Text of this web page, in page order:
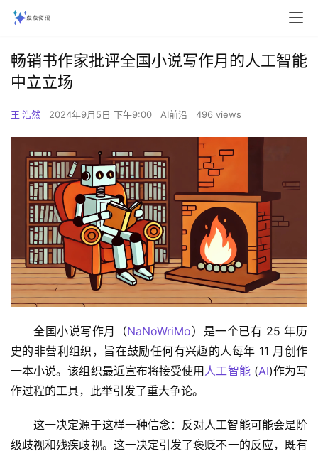
畅销书作家批评全国小说写作月的人工智能
中立立场
王 浩然 2024年9月5日 下午9:00 AI前沿 496 views
全国小说写作月（NaNoWriMo）是一个已有 25 年历
史的非营利组织，旨在鼓励任何有兴趣的人每年 11 月创作
一本小说。该组织最近宣布将接受使用人工智能 (AI)作为写
作过程的工具，此举引发了重大争论。
这一决定源于这样一种信念：反对人工智能可能会是阶
级歧视和残疾歧视。这一决定引发了褒贬不一的反应，既有